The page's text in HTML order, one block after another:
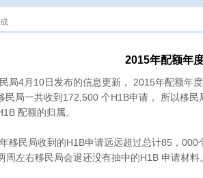
2015年配额年
4月10日发布的信息更新， 2015年配额年度
民局一共收到172,500 个H1B申请， 所以移
配额的归属。
民局收到的H1B申请远远超过总计85，000
周左右移民局会退还没有抽中的H1B 申请材料。